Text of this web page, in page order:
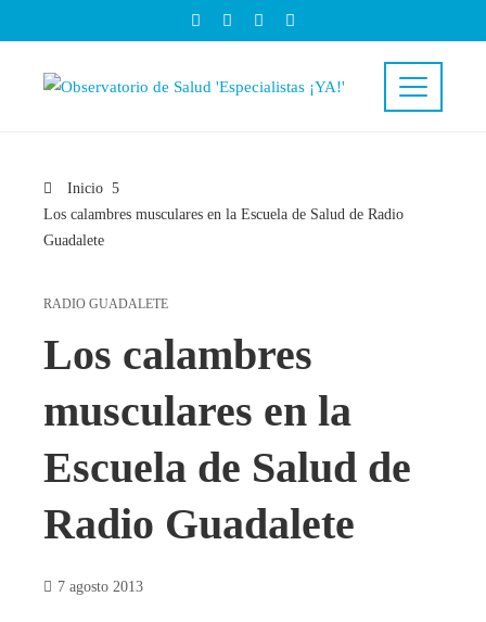
Inicio
Los calambres musculares en la Escuela de Salud de Radio
Guadalete
RADIO GUADALETE
Los calambres
musculares en la
Escuela de Salud de
Radio Guadalete
7 agosto 2013